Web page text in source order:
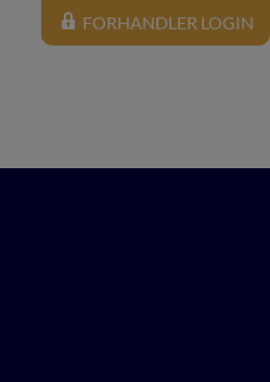
FORHANDLER LOGIN